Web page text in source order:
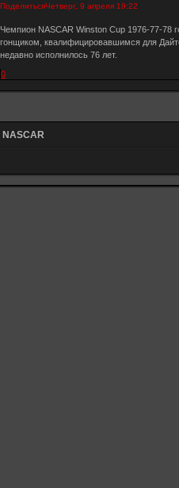
ПоделитьсяЧетверг, 9 апреля 19:22
Чемпион NASCAR Winston Cup 1976-77-78
гонщиком, квалифицировавшимся для
недавно исполнилось 76 лет.
0
NASCAR